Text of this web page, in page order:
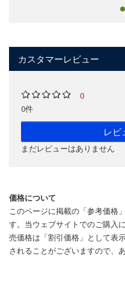
カスタマーレビュー
0
0件
レビ
まだレビューはありません
価格について
このページに掲載の「参考価格
す。当ウェブサイトでのご購入
売価格は「割引価格」として表
されることがございますので、